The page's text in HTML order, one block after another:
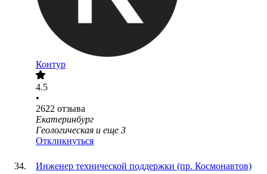
Контур
4.5
•
2622 отзыва
Екатеринбург
Геологическая и еще 3
Откликнуться
Инженер технической поддержки (пр. Космонавтов)